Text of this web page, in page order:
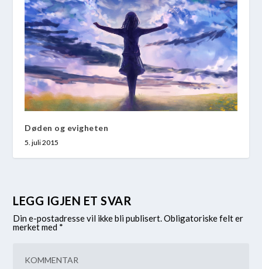
Døden og evigheten
5. juli 2015
LEGG IGJEN ET SVAR
Din e-postadresse vil ikke bli publisert.Obligatoriske felt er
merket med *